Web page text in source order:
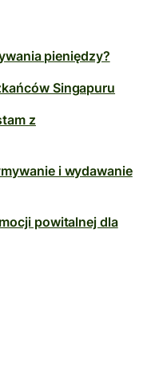
pieniędzy?
Singapuru
z
i wydawanie
powitalnej dla